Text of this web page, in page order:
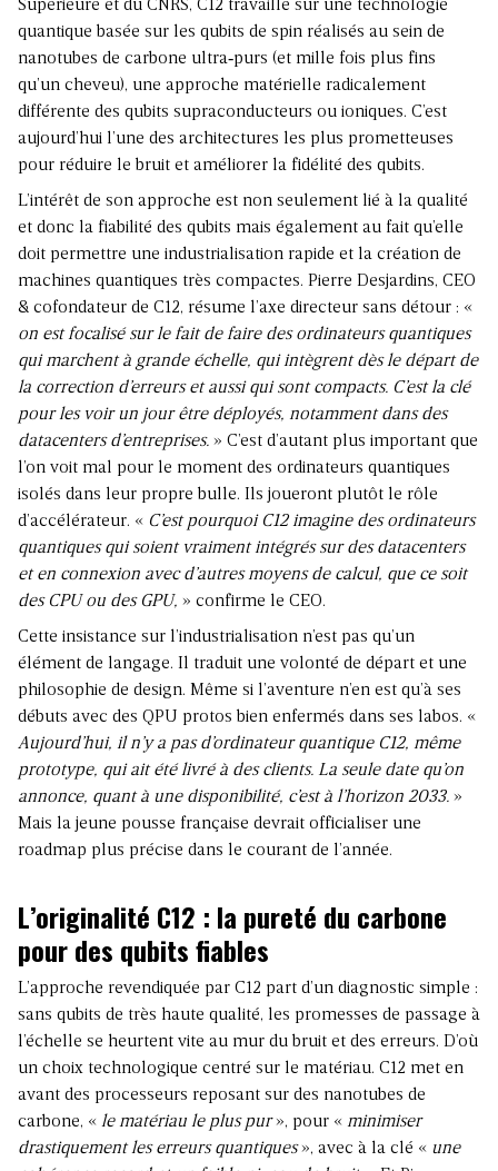
Supérieure et du CNRS, C12 travaille sur une technologie
quantique basée sur les qubits de spin réalisés au sein de
nanotubes de carbone ultra‑purs (et mille fois plus fins
qu’un cheveu), une approche matérielle radicalement
différente des qubits supraconducteurs ou ioniques. C’est
aujourd’hui l’une des architectures les plus prometteuses
pour réduire le bruit et améliorer la fidélité des qubits.
L’intérêt de son approche est non seulement lié à la qualité
et donc la fiabilité des qubits mais également au fait qu’elle
doit permettre une industrialisation rapide et la création de
machines quantiques très compactes. Pierre Desjardins, CEO
& cofondateur de C12, résume l’axe directeur sans détour : «
on est focalisé sur le fait de faire des ordinateurs quantiques
qui marchent à grande échelle, qui intègrent dès le départ de
la correction d’erreurs et aussi qui sont compacts. C’est la clé
pour les voir un jour être déployés, notamment dans des
datacenters d’entreprises. » C’est d’autant plus important que
l’on voit mal pour le moment des ordinateurs quantiques
isolés dans leur propre bulle. Ils joueront plutôt le rôle
d’accélérateur. « C’est pourquoi C12 imagine des ordinateurs
quantiques qui soient vraiment intégrés sur des datacenters
et en connexion avec d’autres moyens de calcul, que ce soit
des CPU ou des GPU, » confirme le CEO.
Cette insistance sur l’industrialisation n’est pas qu’un
élément de langage. Il traduit une volonté de départ et une
philosophie de design. Même si l’aventure n’en est qu’à ses
débuts avec des QPU protos bien enfermés dans ses labos. «
Aujourd’hui, il n’y a pas d’ordinateur quantique C12, même
prototype, qui ait été livré à des clients. La seule date qu’on
annonce, quant à une disponibilité, c’est à l’horizon 2033. »
Mais la jeune pousse française devrait officialiser une
roadmap plus précise dans le courant de l’année.
L’originalité C12 : la pureté du carbone
pour des qubits fiables
L’approche revendiquée par C12 part d’un diagnostic simple :
sans qubits de très haute qualité, les promesses de passage à
l’échelle se heurtent vite au mur du bruit et des erreurs. D’où
un choix technologique centré sur le matériau. C12 met en
avant des processeurs reposant sur des nanotubes de
carbone, « le matériau le plus pur», pour « minimiser
drastiquement les erreurs quantiques», avec à la clé « une